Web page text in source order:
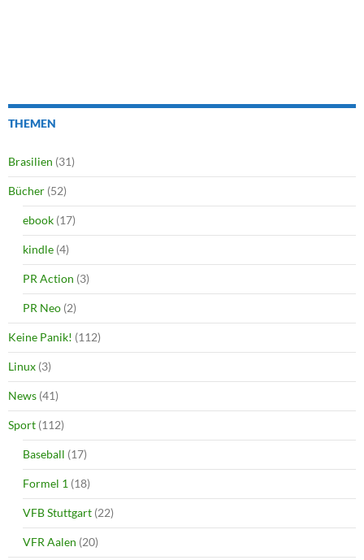
THEMEN
Brasilien (31)
Bücher (52)
ebook (17)
kindle (4)
PR Action (3)
PR Neo (2)
Keine Panik! (112)
Linux (3)
News (41)
Sport (112)
Baseball (17)
Formel 1 (18)
VFB Stuttgart (22)
VFR Aalen (20)